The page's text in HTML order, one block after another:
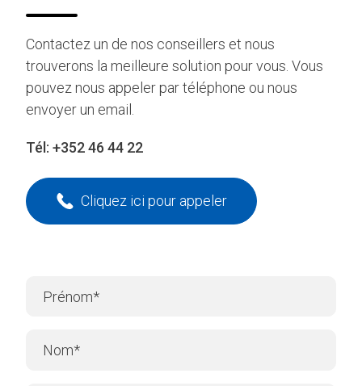
Contactez un de nos conseillers et nous
trouverons la meilleure solution pour vous. Vous
pouvez nous appeler par téléphone ou nous
envoyer un email.
Tél: +352 46 44 22
Cliquez ici pour appeler